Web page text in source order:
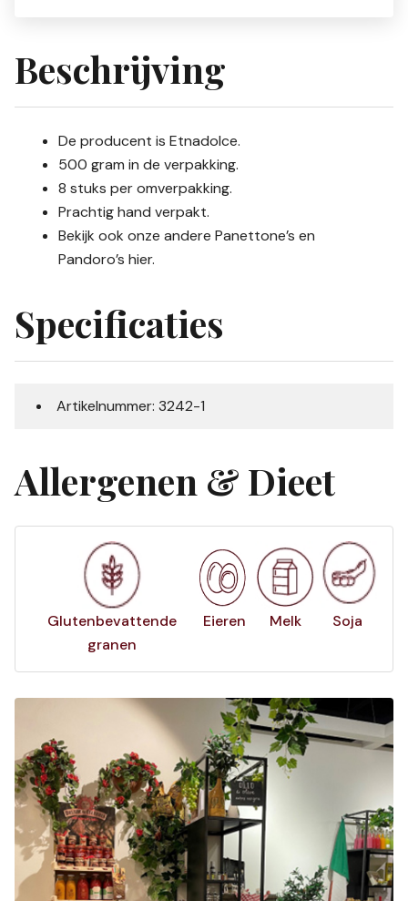
Beschrijving
De producent is Etnadolce.
500 gram in de verpakking.
8 stuks per omverpakking.
Prachtig hand verpakt.
Bekijk ook onze andere Panettone’s en
Pandoro’s hier.
Specificaties
Artikelnummer: 3242-1
Allergenen & Dieet
Glutenbevattende
granen
Eieren Melk Soja